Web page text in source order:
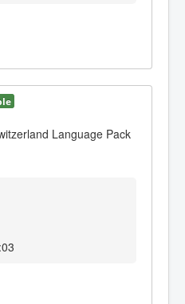
Language Pack